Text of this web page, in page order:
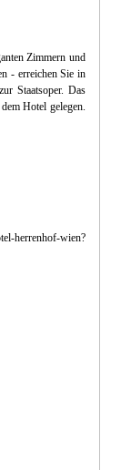
Zimmern und
- erreichen Sie in
Staatsoper. Das
Hotel gelegen.
herrenhof-wien?